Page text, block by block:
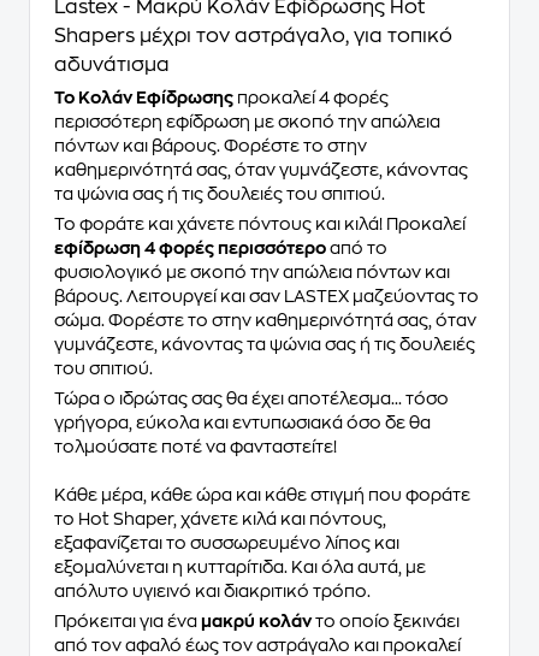
Lastex - Μακρύ Κολάν Εφίδρωσης Hot
Shapers μέχρι τον αστράγαλο, για τοπικό
αδυνάτισμα
Το Κολάν Εφίδρωσης προκαλεί 4 φορές
περισσότερη εφίδρωση με σκοπό την απώλεια
πόντων και βάρους. Φορέστε το στην
καθημερινότητά σας, όταν γυμνάζεστε, κάνοντας
τα ψώνια σας ή τις δουλειές του σπιτιού.
Το φοράτε και χάνετε πόντους και κιλά! Προκαλεί
εφίδρωση 4 φορές περισσότερο από το
φυσιολογικό με σκοπό την απώλεια πόντων και
βάρους. Λειτουργεί και σαν LASTEX μαζεύοντας το
σώμα. Φορέστε το στην καθημερινότητά σας, όταν
γυμνάζεστε, κάνοντας τα ψώνια σας ή τις δουλειές
του σπιτιού.
Τώρα ο ιδρώτας σας θα έχει αποτέλεσμα... τόσο
γρήγορα, εύκολα και εντυπωσιακά όσο δε θα
τολμούσατε ποτέ να φανταστείτε!
Κάθε μέρα, κάθε ώρα και κάθε στιγμή που φοράτε
το Hot Shaper, χάνετε κιλά και πόντους,
εξαφανίζεται το συσσωρευμένο λίπος και
εξομαλύνεται η κυτταρίτιδα. Και όλα αυτά, με
απόλυτο υγιεινό και διακριτικό τρόπο.
Πρόκειται για ένα μακρύ κολάντο οποίο ξεκινάει
από τον αφαλό έως τον αστράγαλο και προκαλεί